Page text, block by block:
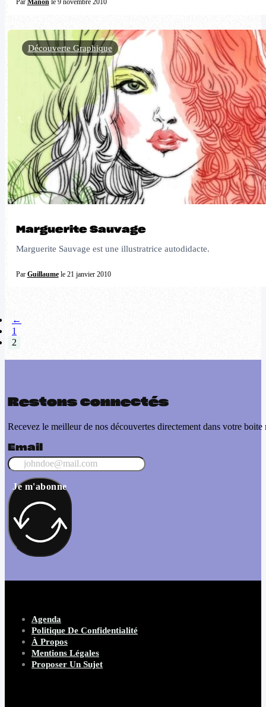
Par Manonle 9 novembre 2010
Marguerite Sauvage
Marguerite Sauvage est une illustratrice autodidacte.
Par Guillaumele 21 janvier 2010
Découverte Graphique
←
1
2
Restons connectés
Recevez le meilleur de nos découvertes directement dans votre boite
Email
Je m'abonne
Agenda
Politique De Confidentialité
À Propos
Mentions Légales
Proposer Un Sujet